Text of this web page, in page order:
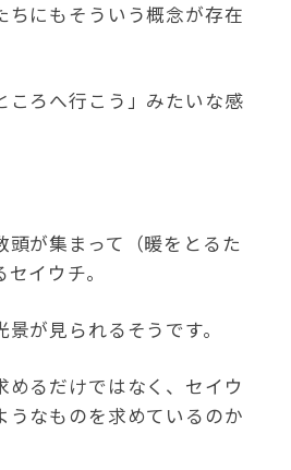
ちにもそういう概念が存在
ころへ行こう」みたいな感
頭が集まって（暖をとるた
イウチ。
が見られるそうです。
めるだけではなく、セイウ
うなものを求めているのか